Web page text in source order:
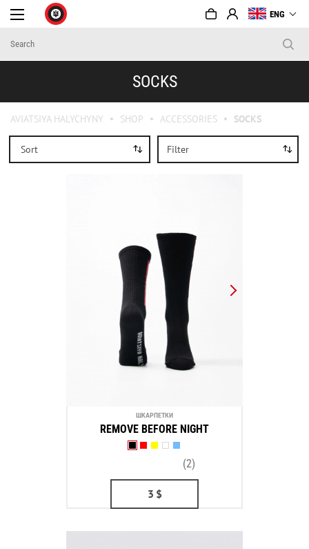
ENG
SOCKS
AVIATSIYA HALYCHYNY SHOP ACCESSORIES SOCKS
Filter
Sort
ШКАРПЕТКИ
REMOVE BEFORE NIGHT
(2)
3 $